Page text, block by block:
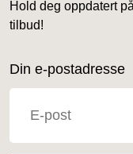
Hold deg oppdatert
tilbud!
Din e-postadresse